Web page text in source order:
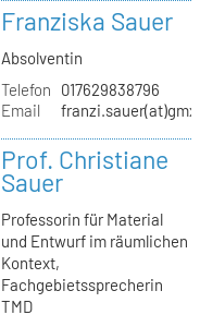
Franziska Sauer
Absolventin
Telefon
017629838796
Email
Prof. Christiane
Sauer
Professorin für Material
und Entwurf im räumlichen
Kontext,
Fachgebietssprecherin
TMD